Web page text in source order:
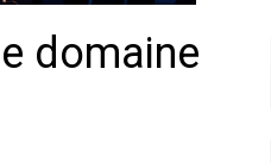
domaine